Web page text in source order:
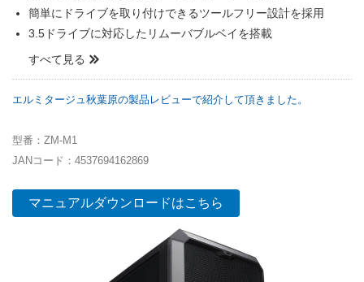
簡単にドライブを取り付けできるツールフリー設計を採用
3.5ドライブに対応したリムーバブルベイを搭載
すべて見る
エルミタージュ秋葉原の製品レビューで紹介して頂きました。
型番：ZM-M1
JANコード：4537694162869
マニュアルダウンロードはこちら